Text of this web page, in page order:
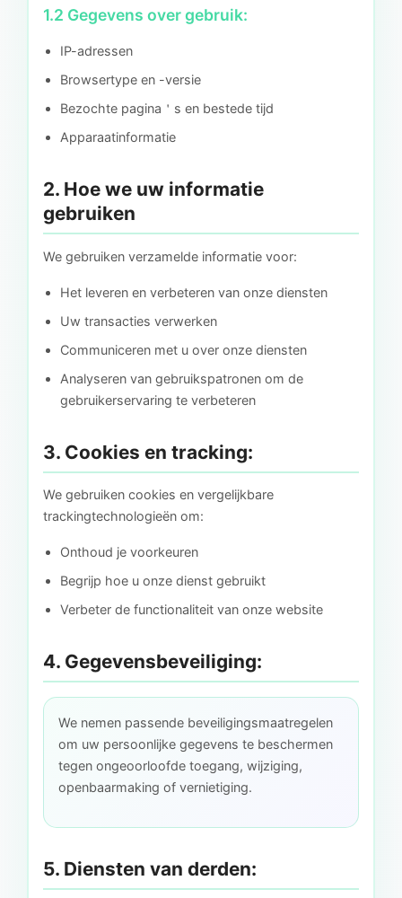
1.2 Gegevens over gebruik:
IP-adressen
Browsertype en -versie
Bezochte pagina＇s en bestede tijd
Apparaatinformatie
2. Hoe we uw informatie
gebruiken
We gebruiken verzamelde informatie voor:
Het leveren en verbeteren van onze diensten
Uw transacties verwerken
Communiceren met u over onze diensten
Analyseren van gebruikspatronen om de
gebruikerservaring te verbeteren
3. Cookies en tracking:
We gebruiken cookies en vergelijkbare
trackingtechnologieën om:
Onthoud je voorkeuren
Begrijp hoe u onze dienst gebruikt
Verbeter de functionaliteit van onze website
4. Gegevensbeveiliging:
We nemen passende beveiligingsmaatregelen
om uw persoonlijke gegevens te beschermen
tegen ongeoorloofde toegang, wijziging,
openbaarmaking of vernietiging.
5. Diensten van derden: